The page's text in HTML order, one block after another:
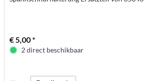
€ 5,00 *
2 direct beschikbaar